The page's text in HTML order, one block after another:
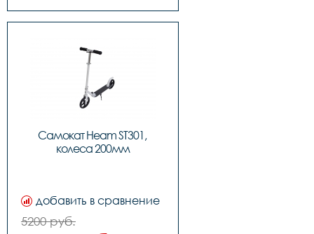
Самокат Heam ST301,
колеса 200мм
добавить в сравнение
5200 руб.